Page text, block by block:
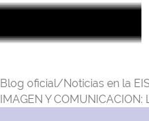
Blog oficial/Noticias en la
IMAGEN Y